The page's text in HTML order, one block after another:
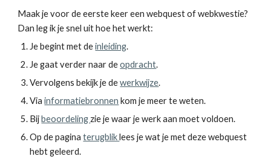
Maak je voor de eerste keer een webquest of webkwestie?
Dan leg ik je snel uit hoe het werkt:
Je begint met deinleiding.
Je gaat verder naar deopdracht.
Vervolgens bekijk je dewerkwijze.
Viainformatiebronnen kom je meer te weten.
Bijbeoordeling zie je waar je werk aan moet voldoen.
Op de paginaterugbliklees je wat je met deze webquest
hebt geleerd.